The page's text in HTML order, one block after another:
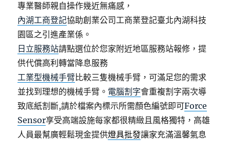
專業醫師親自操作幾近無痛感，
內湖工商登記協助創業公司工商業登記臺北內湖科技
園區之引進產業係。
日立服務站請點選位於您家附近地區服務站報修，提
供代償高利轉當降息服務
工業型機械手臂比較三隻機械手臂，可滿足您的需求
並找到理想的機械手臂。 電腦割字會重複割字兩次導
致底紙割斷,請於檔案內標示所需顏色編號即可Force
Sensor享受高端設施每家都很精緻且風格獨特，高雄
人員最幫廣輕鬆現金提供燈具批發讓家充滿溫馨氣息